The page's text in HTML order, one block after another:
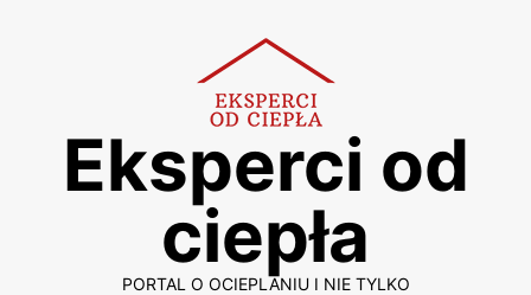
Eksperci od
ciepła
PORTAL O OCIEPLANIU I NIE TYLKO